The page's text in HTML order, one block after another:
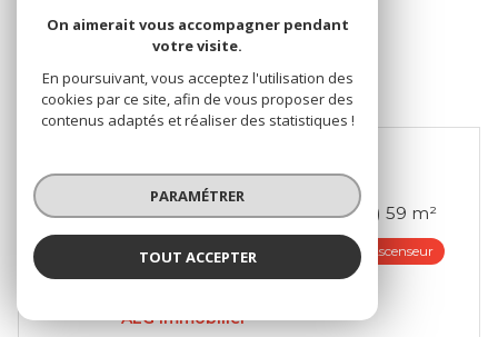
JANZÉ (35150)
Appartement 3 pièce(s) 2 chambre(s) 59 m²
Balcon Ascenseur
ALG Immobilier
On aimerait vous accompagner pendant
votre visite.
En poursuivant, vous acceptez l'utilisation des
cookies par ce site, afin de vous proposer des
contenus adaptés et réaliser des statistiques !
PARAMÉTRER
TOUT ACCEPTER